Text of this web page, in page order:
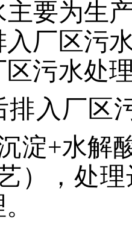
主要为生
厂区污
污水处
排入厂区
淀+水解
），处